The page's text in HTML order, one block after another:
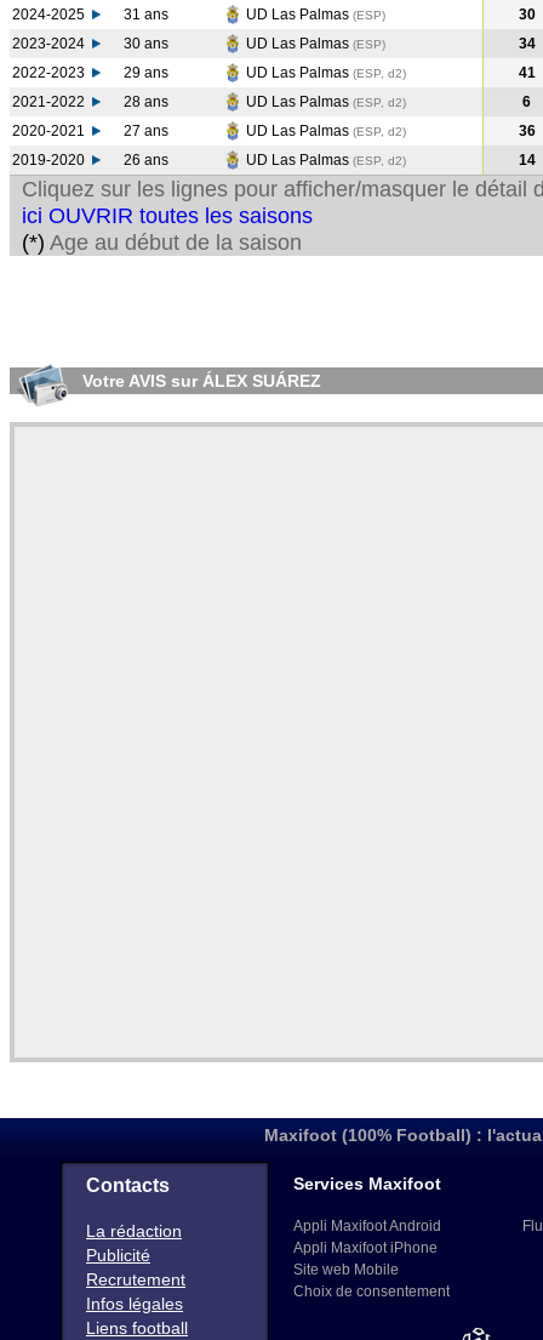
2024-2025 31 ans UD Las Palmas (ESP)
30
2023-2024
30 ans UD Las Palmas (ESP)
34
2022-2023
29 ans UD Las Palmas (ESP, d2)
41
2021-2022
28 ans UD Las Palmas (ESP, d2)
6
2020-2021
27 ans UD Las Palmas (ESP, d2)
36
2019-2020
26 ans UD Las Palmas (ESP, d2) 14
Cliquez sur les lignes pour afficher/masquer le détail
ici OUVRIR toutes les saisons
(*) Age au début de la saison
Votre AVIS sur ÁLEX SUÁREZ
Maxifoot (100% Football) :
Contacts
La rédaction
Publicité
Recrutement
Infos légales
Liens football
Services Maxifoot
Appli Maxifoot Android
Appli Maxifoot iPhone
Site web Mobile
Choix de consentement